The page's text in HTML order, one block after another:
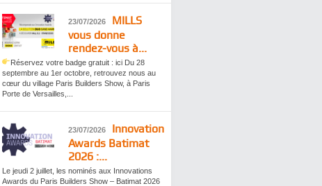
23/07/2026
MILLS
vous donne
rendez-vous à...
Réservez votre badge gratuit : ici Du 28
septembre au 1er octobre, retrouvez nous au
cœur du village Paris Builders Show, à Paris
Porte de Versailles,...
23/07/2026
Innovation
Awards Batimat
2026 :...
Le jeudi 2 juillet, les nominés aux Innovations
Awards du Paris Builders Show – Batimat 2026